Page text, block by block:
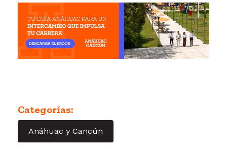
Categorías:
Anáhuac y Cancún